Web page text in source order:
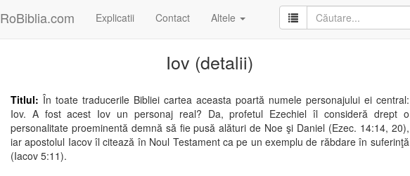
RoBiblia.com Explicatii Contact Altele
Iov (detalii)
Titlul: În toate traducerile Bibliei cartea aceasta poartă numele personajului ei central:
Iov. A fost acest Iov un personaj real? Da, profetul Ezechiel îl consideră drept o
personalitate proeminentă demnă să fie pusă alături de Noe şi Daniel (Ezec. 14:14, 20),
iar apostolul Iacov îl citează în Noul Testament ca pe un exemplu de răbdare în suferinţă
(Iacov 5:11).